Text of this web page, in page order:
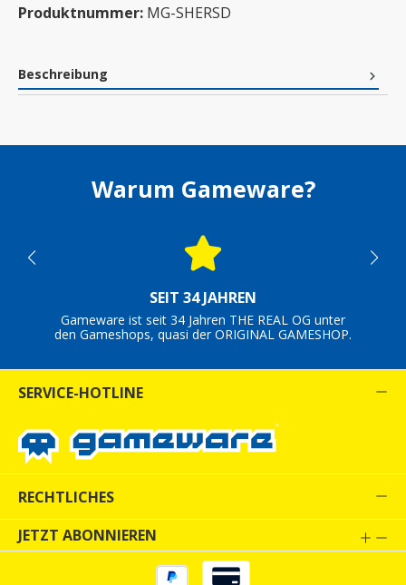
Produktnummer: MG-SHERSD
Beschreibung
Warum Gameware?
SEIT 34 JAHREN
Gameware ist seit 34 Jahren THE REAL OG unter
den Gameshops, quasi der ORIGINAL GAMESHOP.
SERVICE-HOTLINE
RECHTLICHES
JETZT ABONNIEREN